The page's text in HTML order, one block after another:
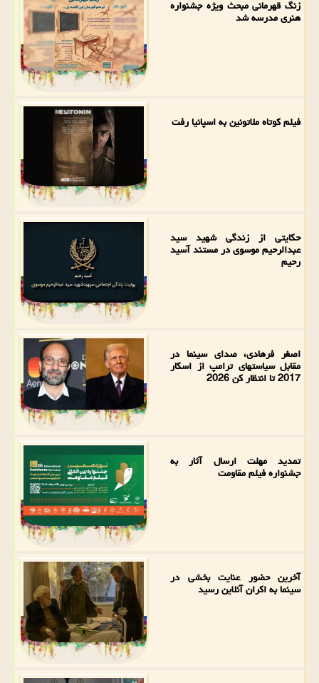
زنگ قهرمانی مبحث ویژه جشنواره
هنری مدرسه شد
فیلم کوتاه ملاتونین به اسپانیا رفت
حکایتی از زندگی شهید سید
عبدالرحیم موسوی در مستند آسید
رحیم
اصغر فرهادی، صدای سینما در
مقابل سیاستهای ترامپ از اسکار
2017 تا انتظار کن 2026
تمدید مهلت ارسال آثار به
جشنواره فیلم مقاومت
آخرین حضور عنایت بخشی در
سینما به اکران آنلاین رسید